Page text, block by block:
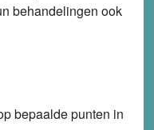
behandelingen ook
bepaalde punten in